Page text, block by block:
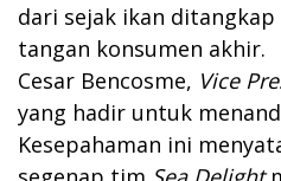
dari sejak ikan
tangan konsumen akhir.
Cesar Bencosme, Vice
yang hadir untuk
Kesepahaman ini